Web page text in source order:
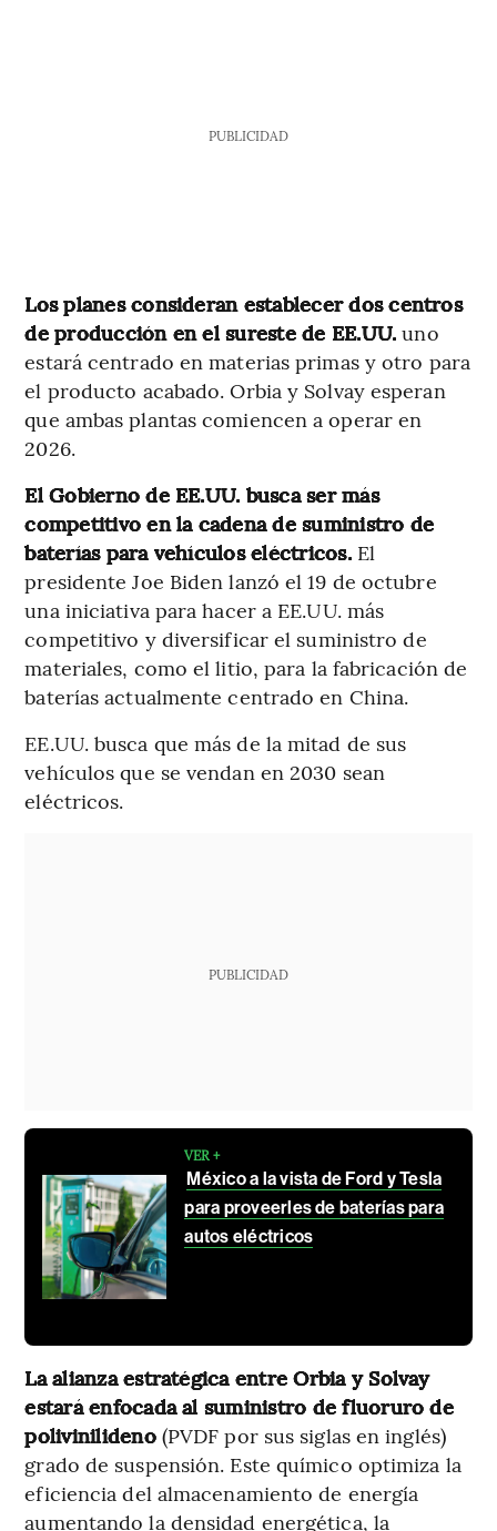
PUBLICIDAD
Los planes consideran establecer dos centros
de producción en el sureste de EE.UU. uno
estará centrado en materias primas y otro para
el producto acabado. Orbia y Solvay esperan
que ambas plantas comiencen a operar en
2026.
El Gobierno de EE.UU. busca ser más
competitivo en la cadena de suministro de
baterías para vehículos eléctricos.El
presidente Joe Biden lanzó el 19 de octubre
una iniciativa para hacer a EE.UU. más
competitivo y diversificar el suministro de
materiales, como el litio, para la fabricación de
baterías actualmente centrado en China.
EE.UU. busca que más de la mitad de sus
vehículos que se vendan en 2030 sean
eléctricos.
PUBLICIDAD
VER +
México a la vista de Ford y Tesla
para proveerles de baterías para
autos eléctricos
La alianza estratégica entre Orbia y Solvay
estará enfocada al suministro de fluoruro de
polivinilideno(PVDF por sus siglas en inglés)
grado de suspensión. Este químico optimiza la
eficiencia del almacenamiento de energía
aumentando la densidad energética, la